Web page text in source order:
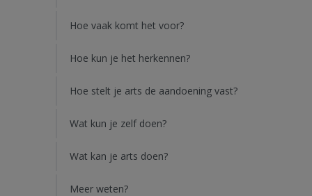
Hoe vaak komt het voor?
Hoe kun je het herkennen?
Hoe stelt je arts de aandoening vast?
Wat kun je zelf doen?
Wat kan je arts doen?
Meer weten?